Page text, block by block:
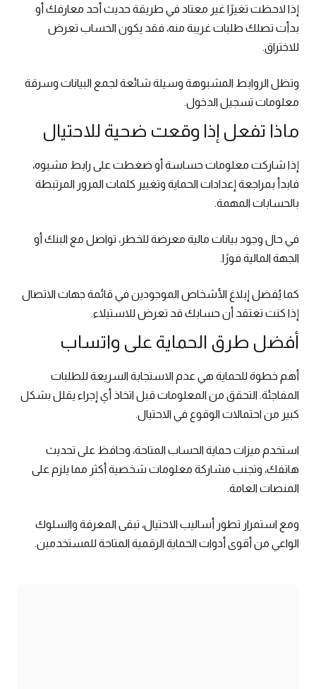
إذا لاحظت تغيرًا غير معتاد في طريقة حديث أحد معارفك أو
بدأت تصلك طلبات غريبة منه، فقد يكون الحساب تعرض
للاختراق.
وتظل الروابط المشبوهة وسيلة شائعة لجمع البيانات وسرقة
معلومات تسجيل الدخول.
ماذا تفعل إذا وقعت ضحية للاحتيال
إذا شاركت معلومات حساسة أو ضغطت على رابط مشبوه،
فابدأ بمراجعة إعدادات الحماية وتغيير كلمات المرور المرتبطة
بالحسابات المهمة.
في حال وجود بيانات مالية معرضة للخطر، تواصل مع البنك أو
الجهة المالية فورًا.
كما يُفضل إبلاغ الأشخاص الموجودين في قائمة جهات الاتصال
إذا كنت تعتقد أن حسابك قد تعرض للاستيلاء.
أفضل طرق الحماية على واتساب
أهم خطوة للحماية هي عدم الاستجابة السريعة للطلبات
المفاجئة. التحقق من المعلومات قبل اتخاذ أي إجراء يقلل بشكل
كبير من احتمالات الوقوع في الاحتيال.
استخدم ميزات حماية الحساب المتاحة، وحافظ على تحديث
هاتفك، وتجنب مشاركة معلومات شخصية أكثر مما يلزم على
المنصات العامة.
ومع استمرار تطور أساليب الاحتيال، تبقى المعرفة والسلوك
الواعي من أقوى أدوات الحماية الرقمية المتاحة للمستخدمين.